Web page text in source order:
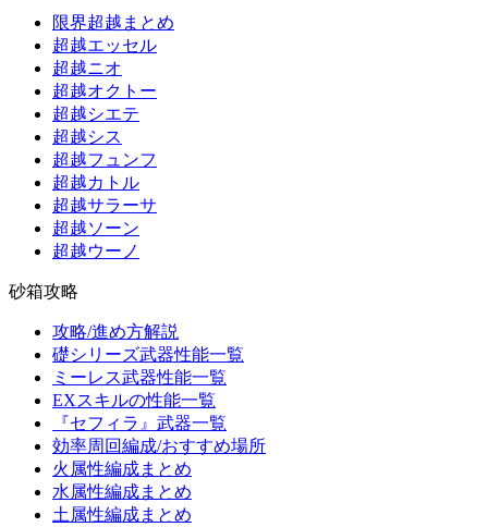
限界超越まとめ
超越エッセル
超越ニオ
超越オクトー
超越シエテ
超越シス
超越フュンフ
超越カトル
超越サラーサ
超越ソーン
超越ウーノ
砂箱攻略
攻略/進め方解説
礎シリーズ武器性能一覧
ミーレス武器性能一覧
EXスキルの性能一覧
『セフィラ』武器一覧
効率周回編成/おすすめ場所
火属性編成まとめ
水属性編成まとめ
土属性編成まとめ